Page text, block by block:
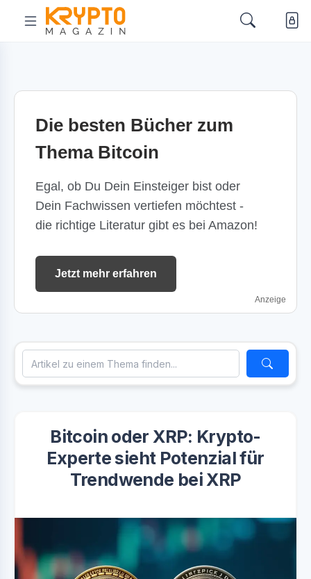
Die besten Bücher zum
Thema Bitcoin
Egal, ob Du Dein Einsteiger bist oder
Dein Fachwissen vertiefen möchtest -
die richtige Literatur gibt es bei Amazon!
Jetzt mehr erfahren
Anzeige
Bitcoin oder XRP: Krypto-
Experte sieht Potenzial für
Trendwende bei XRP